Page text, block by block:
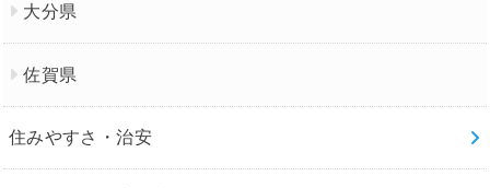
大分県
佐賀県
住みやすさ・治安